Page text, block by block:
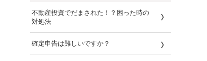
不動産投資でだまされた！？困った時の
対処法
確定申告は難しいですか？